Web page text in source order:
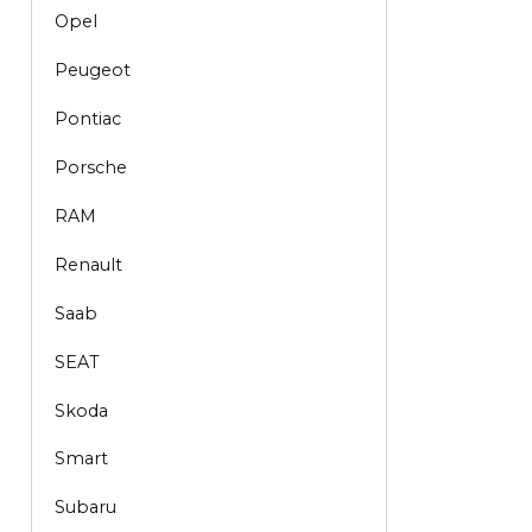
Opel
Peugeot
Pontiac
Porsche
RAM
Renault
Saab
SEAT
Skoda
Smart
Subaru